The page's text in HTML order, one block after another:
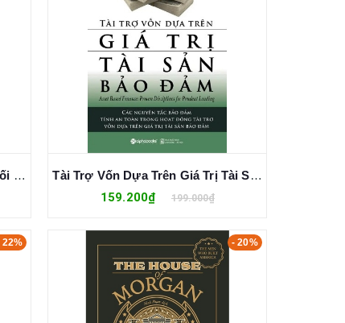
Bộ Sách Mô Hình Kinh Doanh Tối Ưu (Bộ 4 cuốn) - Đào Xuân Khương Tài Trợ Vốn Dựa Trên Giá Trị Tài Sản Bảo Đảm - Gregory F. Udell
159.200₫ 199.000₫
22% - 20%